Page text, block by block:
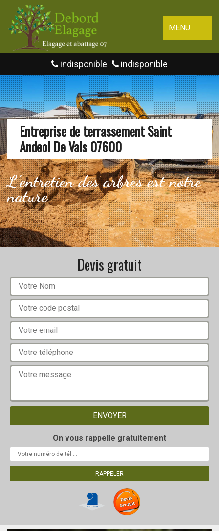
MENU
indisponible indisponible
Entreprise de terrassement Saint
Andeol De Vals 07600
L'entretien des arbres est notre
nature
Devis gratuit
On vous rappelle gratuitement